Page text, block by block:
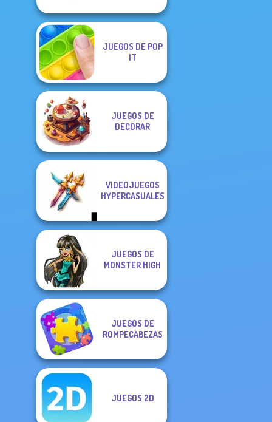
JUEGOS DE POP
IT
JUEGOS DE
DECORAR
VIDEOJUEGOS
HYPERCASUALES
JUEGOS DE
MONSTER HIGH
JUEGOS DE
ROMPECABEZAS
JUEGOS 2D